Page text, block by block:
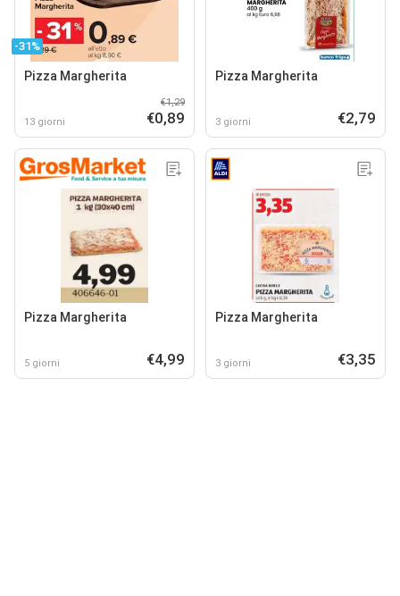
-31%
Pizza Margherita
13 giorni
€1,29
€0,89
Pizza Margherita
3 giorni €2,79
Pizza Margherita
5 giorni €4,99
Pizza Margherita
3 giorni €3,35